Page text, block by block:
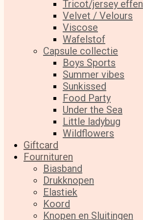
Tricot/jersey effen
Velvet / Velours
Viscose
Wafelstof
Capsule collectie
Boys Sports
Summer vibes
Sunkissed
Food Party
Under the Sea
Little ladybug
Wildflowers
Giftcard
Fournituren
Biasband
Drukknopen
Elastiek
Koord
Knopen en Sluitingen